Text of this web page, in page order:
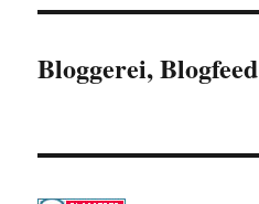
Bloggerei, Blogfeed